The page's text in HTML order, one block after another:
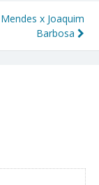
x Joaquim
Barbosa